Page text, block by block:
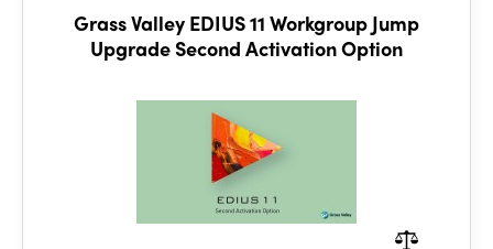
Grass Valley EDIUS 11 Workgroup Jump
Upgrade Second Activation Option